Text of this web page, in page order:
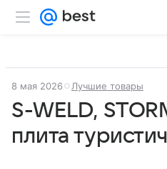
8 мая 2026 Лучшие товары
S-WELD,
плита